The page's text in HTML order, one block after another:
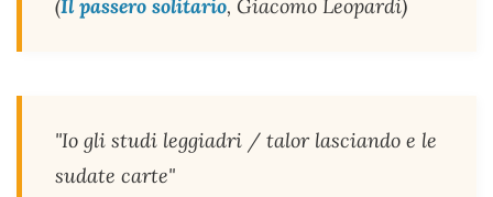
(Il passero solitario, Giacomo Leopardi)
"Io gli studi leggiadri / talor lasciando e le
sudate carte"